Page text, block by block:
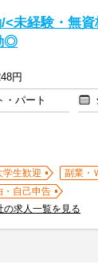
/<未経験・無
◎
円
・パート
学生歓迎
副業・
・自己申告
の求人一覧を見る